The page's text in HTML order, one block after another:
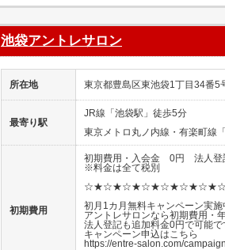
池袋アントレサロン
所在地 東京都豊島区東池袋1丁目34番5
最寄り駅
JR線「池袋駅」徒歩5分
東京メトロ丸ノ内線・有楽町線
初期費用
初期費用・入会金 0円 法人登
※料金は全て税別
初月1カ月無料キャンペーン実施
アントレサロンなら初期費用・
法人登記も追加料金0円で可能で
キャンペーン申込はこちら
https://entre-salon.com/